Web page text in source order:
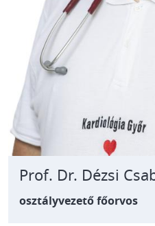
Prof. Dr. Dézsi
osztályvezető főorvos